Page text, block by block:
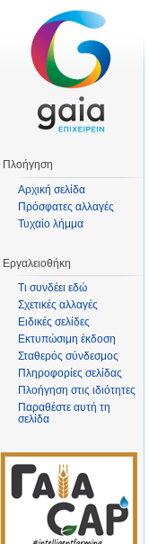
Πλοήγηση
Αρχική σελίδα
Πρόσφατες αλλαγές
Τυχαίο λήμμα
Εργαλειοθήκη
Τι συνδέει εδώ
Σχετικές αλλαγές
Ειδικές σελίδες
Εκτυπώσιμη έκδοση
Σταθερός σύνδεσμος
Πληροφορίες σελίδας
Πλοήγηση στις ιδιότητες
Παραθέστε αυτή τη
σελίδα